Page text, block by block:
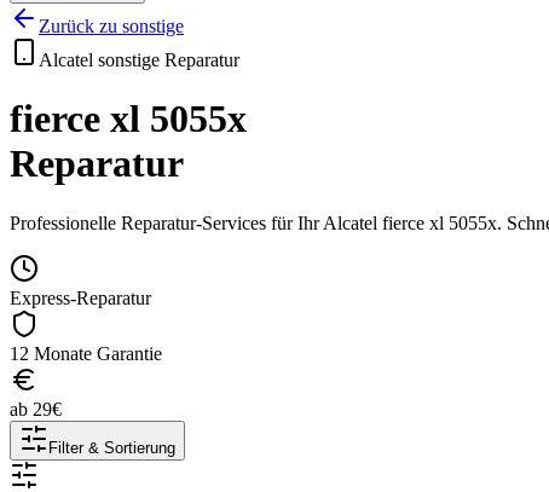
Zurück zu sonstige
Alcatel sonstige Reparatur
fierce xl 5055x
Reparatur
Professionelle Reparatur-Services für IhrAlcatel fierce xl 5055x.
Express-Reparatur
12 Monate Garantie
ab 29€
Filter & Sortierung